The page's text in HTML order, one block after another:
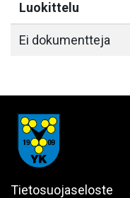
Luokittelu
Ei dokumentteja
Tietosuojaseloste